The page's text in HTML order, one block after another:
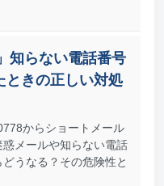
知らない電話番号
ときの正しい対処
からショートメール
メールや知らない電話
うなる？その危険性と